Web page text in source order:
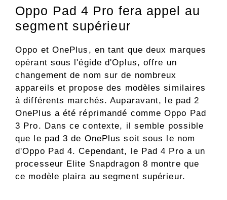
Oppo Pad 4 Pro fera appel au
segment supérieur
Oppo et OnePlus, en tant que deux marques
opérant sous l'égide d'Oplus, offre un
changement de nom sur de nombreux
appareils et propose des modèles similaires
à différents marchés. Auparavant, le pad 2
OnePlus a été réprimandé comme Oppo Pad
3 Pro. Dans ce contexte, il semble possible
que le pad 3 de OnePlus soit sous le nom
d'Oppo Pad 4. Cependant, le Pad 4 Pro a un
processeur Elite Snapdragon 8 montre que
ce modèle plaira au segment supérieur.